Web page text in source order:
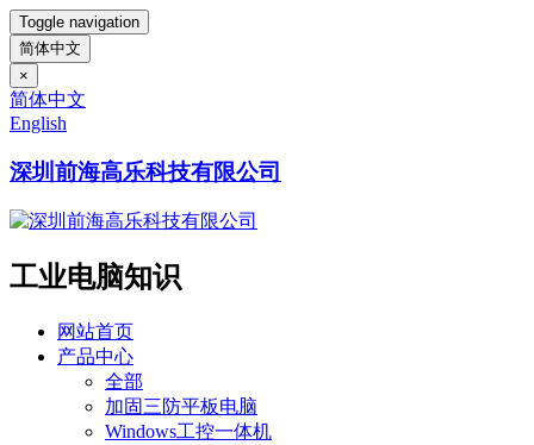
Toggle navigation
简体中文
×
简体中文
English
深圳前海高乐科技有限公司
工业电脑知识
网站首页
产品中心
全部
加固三防平板电脑
Windows工控一体机